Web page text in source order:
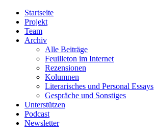
Startseite
Projekt
Team
Archiv
Alle Beiträge
Feuilleton im Internet
Rezensionen
Kolumnen
Literarisches und Personal Essays
Gespräche und Sonstiges
Unterstützen
Podcast
Newsletter